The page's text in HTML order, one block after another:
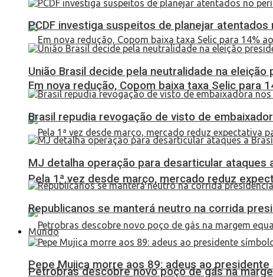
Em nova redução, Copom baixa taxa Selic para
Pela 1ª vez desde março, mercado reduz
Petrobras descobre novo poço de gás na
PCDF investiga suspeitos de planejar atentados
União Brasil decide pela neutralidade na eleição
Brasil repudia revogação de visto de
MJ detalha operação para desarticular ataques
Republicanos se manterá neutro na corrida
Mundo
Pepe Mujica morre aos 89: adeus ao